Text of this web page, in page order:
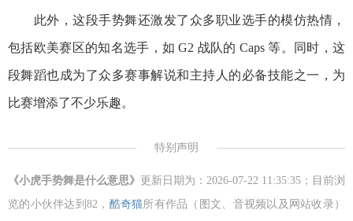
此外，这段手势舞还激发了众多职业选手的模仿热情，
包括欧美赛区的知名选手，如 G2 战队的 Caps 等。同时，这
段舞蹈也成为了众多赛事解说和主持人的必备技能之一，为
比赛增添了不少乐趣。
特别声明
《小虎手势舞是什么意思》 更新日期为：2026-07-22 11:35:35；目前浏
览的小伙伴达到 82， 酷奇猫所有作品（图文、音视频以及网站收录）